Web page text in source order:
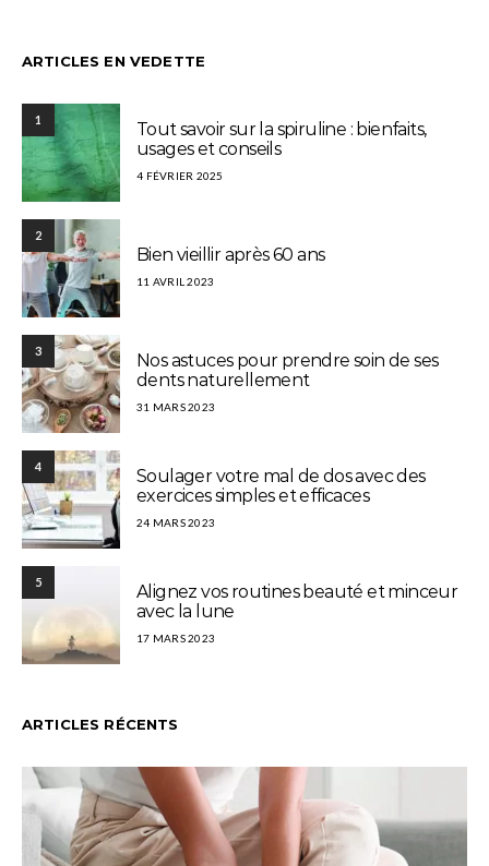
ARTICLES EN VEDETTE
1
Tout savoir sur la spiruline : bienfaits,
usages et conseils
4 FÉVRIER 2025
2
Bien vieillir après 60 ans
11 AVRIL 2023
3
Nos astuces pour prendre soin de ses
dents naturellement
31 MARS 2023
4
Soulager votre mal de dos avec des
exercices simples et efficaces
24 MARS 2023
5
Alignez vos routines beauté et minceur
avec la lune
17 MARS 2023
ARTICLES RÉCENTS